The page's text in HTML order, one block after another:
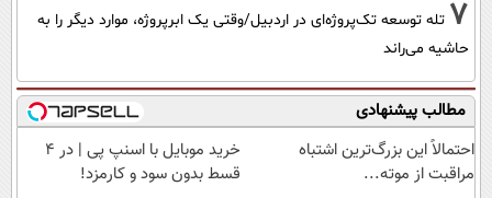
7 تله توسعه تک‌پروژه‌ای در اردبیل/وقتی یک ابرپروژه، موارد دیگر را به
حاشیه می‌راند
مطالب پیشنهادی
احتمالاً این بزرگ‌ترین اشتباه
مراقبت از موته...
خرید موبایل با اسنپ پی | در ۴
قسط بدون سود و کارمزد!